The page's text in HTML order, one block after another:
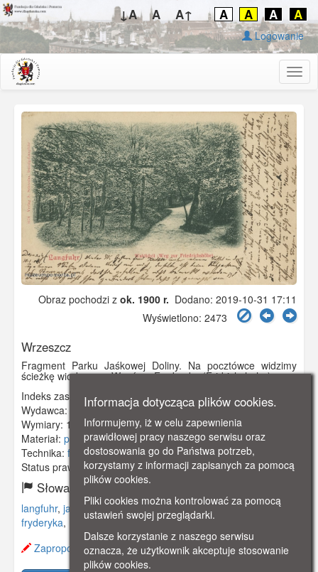
↓A A A↑ A A A A
Logowanie
Obraz pochodzi z ok. 1900 r. Dodano: 2019-10-31 17:11
Wyświetlono: 2473
Wrzeszcz
Fragment Parku Jaśkowej Doliny. Na pocztówce widzimy
ścieżkę wiodącą na Wzgórze Fryderyka (Fridrichshohe).
Indeks zasobu: GSP01132
Wydawca:
S. Schwalm, Danzig-Langfuhr
Wymiary: 139 x 89 mm
Materiał: pocztówka
Technika: fotografia czarno-biała
Status prawny:Użycie Niekomercyjne
Słowa kluczowe:
langfuhr, jaśkowa dolina,park jaśkowej doliny, wzgórze
fryderyka,
Zaproponuj zmianę opisu.
Informacja dotycząca plików cookies.
Informujemy, iż w celu zapewnienia
prawidłowej pracy naszego serwisu oraz
dostosowania go do Państwa potrzeb,
korzystamy z informacji zapisanych za pomocą
plików cookies.
Pliki cookies można kontrolować za pomocą
ustawień swojej przeglądarki.
Dalsze korzystanie z naszego serwisu
oznacza, że użytkownik akceptuje stosowanie
plików cookies.